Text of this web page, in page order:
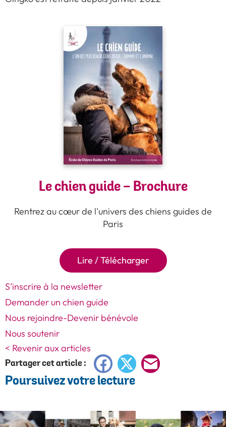
Le chien guide - Brochure
Rentrez au cœur de l'univers des chiens guides de
Paris
Lire / Télécharger
S’inscrire à la newsletter
Demander un chien guide
Nous rejoindre-Devenir bénévole
Nous soutenir
< Revenir aux articles
Partager cet article : Facebook
X
Poursuivez votre lecture